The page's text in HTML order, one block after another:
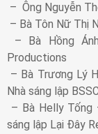
– Ông Nguyễn
– Bà Tôn Nữ Thị
– Bà Hồng
Productions
– Bà Trương Lý
Nhà sáng lập
– Bà Helly Tống
sáng lập Lại Đây